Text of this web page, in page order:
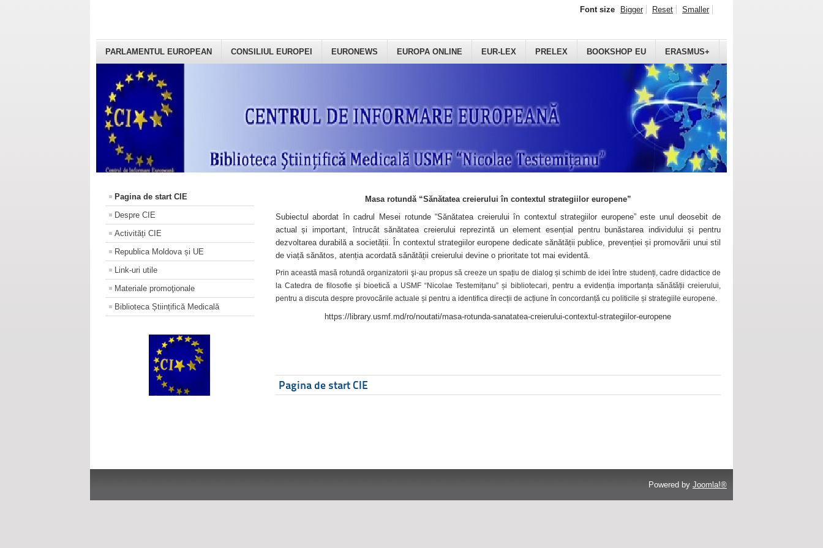
PARLAMENTUL EUROPEAN CONSILIUL EUROPEI EURONEWS EUROPA ONLINE EUR-LEX PRELEX BOOKSHOP EU ERASMUS+
Font size Bigger Reset Smaller
Pagina de start CIE
Despre CIE
Activități CIE
Republica Moldova și UE
Link-uri utile
Materiale promoţionale
Biblioteca Științifică Medicală
Masa rotundă “Sănătatea creierului în contextul strategiilor europene”
Subiectul abordat în cadrul Mesei rotunde “Sănătatea creierului în contextul strategiilor europene” este unul deosebit de
actual și important, întrucât sănătatea creierului reprezintă un element esențial pentru bunăstarea individului și pentru
dezvoltarea durabilă a societății. În contextul strategiilor europene dedicate sănătății publice, prevenției și promovării unui stil
de viață sănătos, atenția acordată sănătății creierului devine o prioritate tot mai evidentă.
Prin această masă rotundă organizatorii şi-au propus să creeze un spațiu de dialog și schimb de idei între studenți, cadre didactice de
la Catedra de filosofie și bioetică a USMF “Nicolae Testemițanu” și bibliotecari, pentru a evidenția importanța sănătății creierului,
pentru a discuta despre provocările actuale și pentru a identifica direcții de acțiune în concordanță cu politicile și strategiile europene.
https://library.usmf.md/ro/noutati/masa-rotunda-sanatatea-creierului-contextul-strategiilor-europene
Pagina de start CIE
Powered by Joomla!®